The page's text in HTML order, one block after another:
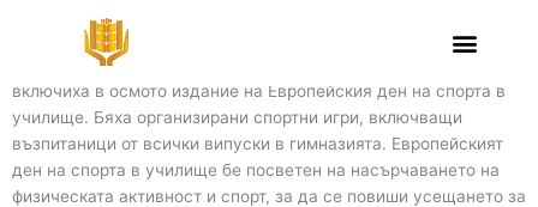
Европейски ден на спорта в ПГСС
Днес, 30.09.2022., ученици от ПГСС- гр. Нова Загора се
включиха в осмото издание на Европейския ден на спорта в
училище. Бяха организирани спортни игри, включващи
възпитаници от всички випуски в гимназията. Европейският
ден на спорта в училище бе посветен на насърчаването на
физическата активност и спорт, за да се повиши усещането за